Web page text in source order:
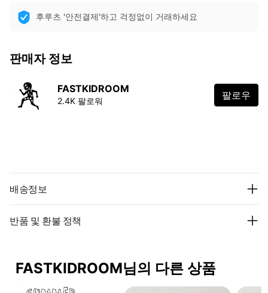
후루츠 '안전결제'하고 걱정없이 거래하세요
판매자 정보
FASTKIDROOM
2.4K 팔로워 팔로우
배송정보
반품 및 환불 정책
FASTKIDROOM님의 다른 상품